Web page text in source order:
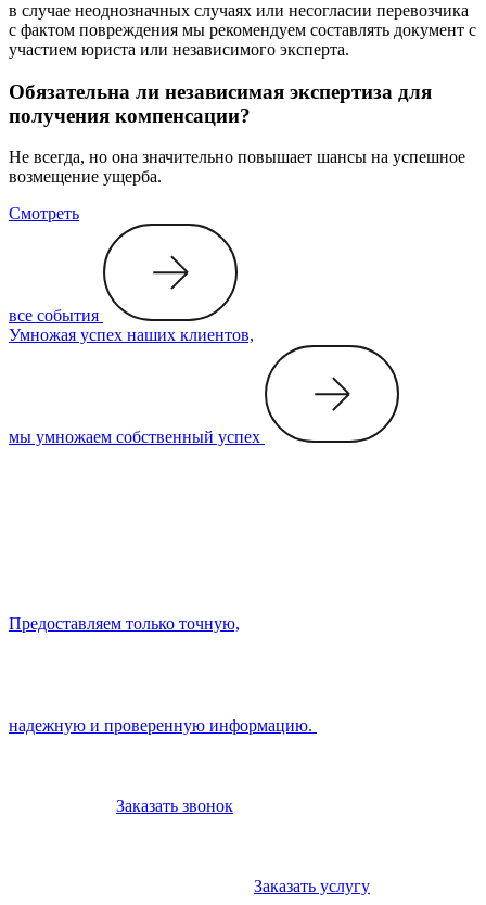
в случае неоднозначных случаях или несогласии перевозчика
с фактом повреждения мы рекомендуем составлять документ с
участием юриста или независимого эксперта.
Обязательна ли независимая экспертиза для
получения компенсации?
Не всегда, но она значительно повышает шансы на успешное
возмещение ущерба.
Смотреть
все события
Умножая успех наших клиентов,
мы умножаем собственный успех
Предоставляем только точную,
надежную и проверенную информацию.
Заказать звонок
Заказать услугу